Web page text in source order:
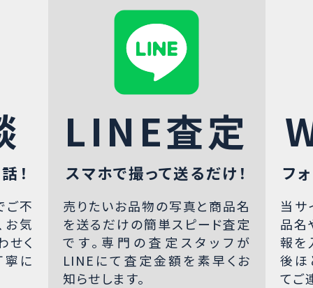
！
ご不
お気
せく
寧に
LINE査定
スマホで撮って送るだけ！
売りたいお品物の写真と商品名
を送るだけの簡単スピード査定
です。専門の査定スタッフが
LINEにて査定金額を素早くお
知らせします。
フ
当サ
品名
報を
後ほ
てご